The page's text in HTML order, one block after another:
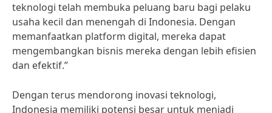
teknologi telah membuka peluang baru bagi pelaku
usaha kecil dan menengah di Indonesia. Dengan
memanfaatkan platform digital, mereka dapat
mengembangkan bisnis mereka dengan lebih efisien
dan efektif.”
Dengan terus mendorong inovasi teknologi,
Indonesia memiliki potensi besar untuk menjadi